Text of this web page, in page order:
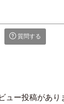
質問する
ュー投稿があり